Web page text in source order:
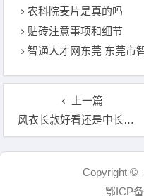
农科院麦片是真的吗
贴砖注意事项和细节
智通人才网东莞 东莞市
上一篇
风衣长款好看还是中长款好看
文章导航
Copyright ©
鄂ICP